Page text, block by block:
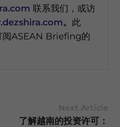
联系我们，或访
。 此
阅ASEAN Briefing的
了解越南的投资许可：